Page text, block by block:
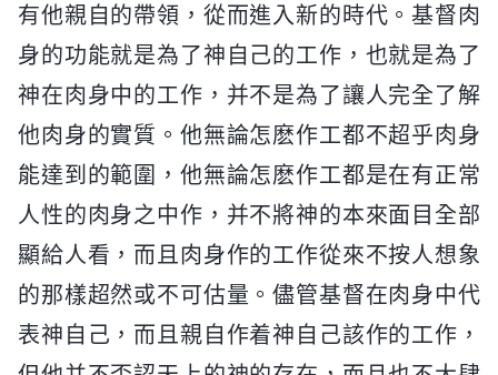
有他親自的帶領，從而進入新的時代。基督肉
身的功能就是為了神自己的工作，也就是為了
神在肉身中的工作，并不是為了讓人完全了解
他肉身的實質。他無論怎麽作工都不超乎肉身
能達到的範圍，他無論怎麽作工都是在有正常
人性的肉身之中作，并不將神的本來面目全部
顯給人看，而且肉身作的工作從來不按人想象
的那樣超然或不可估量。儘管基督在肉身中代
表神自己，而且親自作着神自己該作的工作，